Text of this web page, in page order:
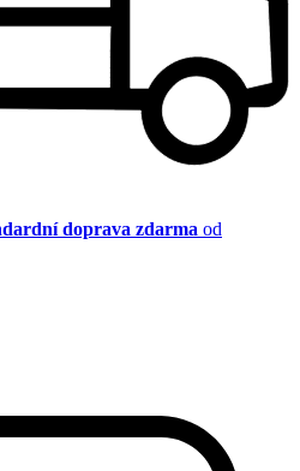
doprava zdarma od